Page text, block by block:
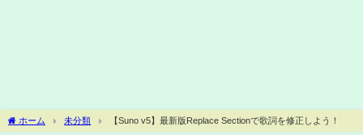
ホーム 未分類 【Suno v5】最新版Replace Sectionで歌詞を修正しよう！